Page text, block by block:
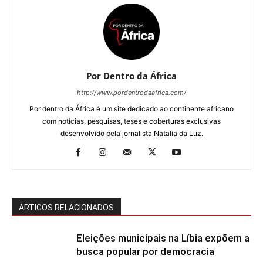
Por Dentro da África
http://www.pordentrodaafrica.com/
Por dentro da África é um site dedicado ao continente africano
com notícias, pesquisas, teses e coberturas exclusivas
desenvolvido pela jornalista Natalia da Luz.
ARTIGOS RELACIONADOS
Eleições municipais na Líbia expõem a
busca popular por democracia